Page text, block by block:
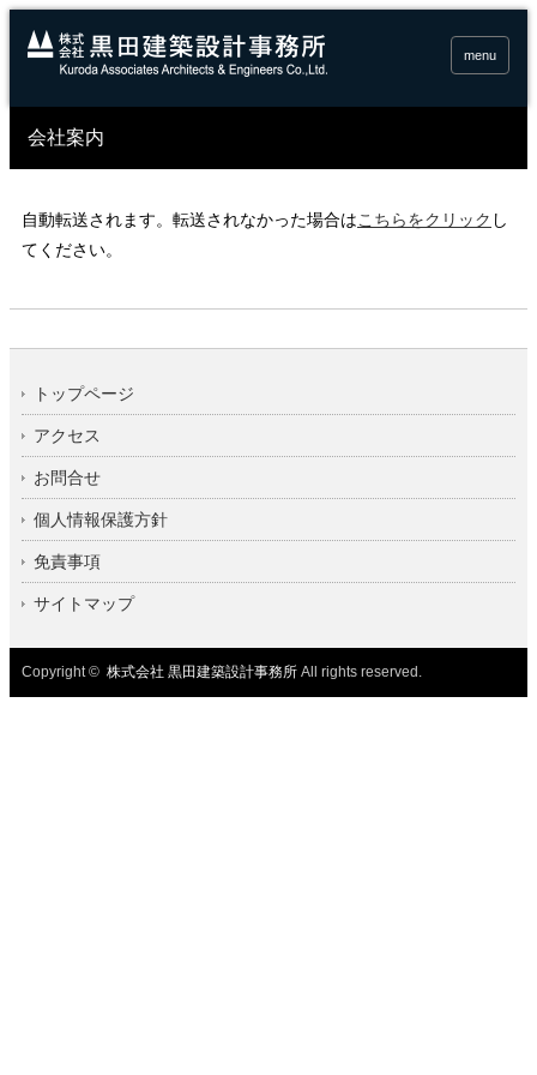
menu
会社案内
自動転送されます。転送されなかった場合はこちらをクリック し
てください。
トップページ
アクセス
お問合せ
個人情報保護方針
免責事項
サイトマップ
Copyright © 株式会社 黒田建築設計事務所 All rights reserved.